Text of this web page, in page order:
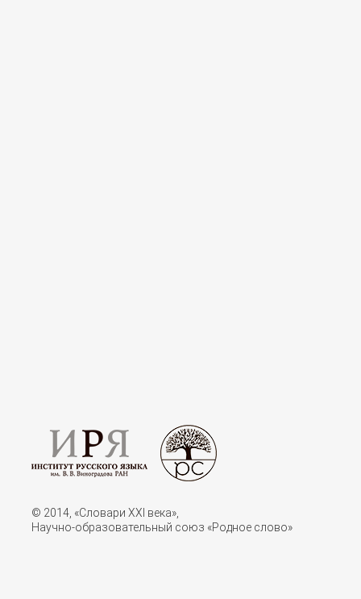
© 2014, «Словари XXI векa»,
Научно-образовательный союз «Родное слово»